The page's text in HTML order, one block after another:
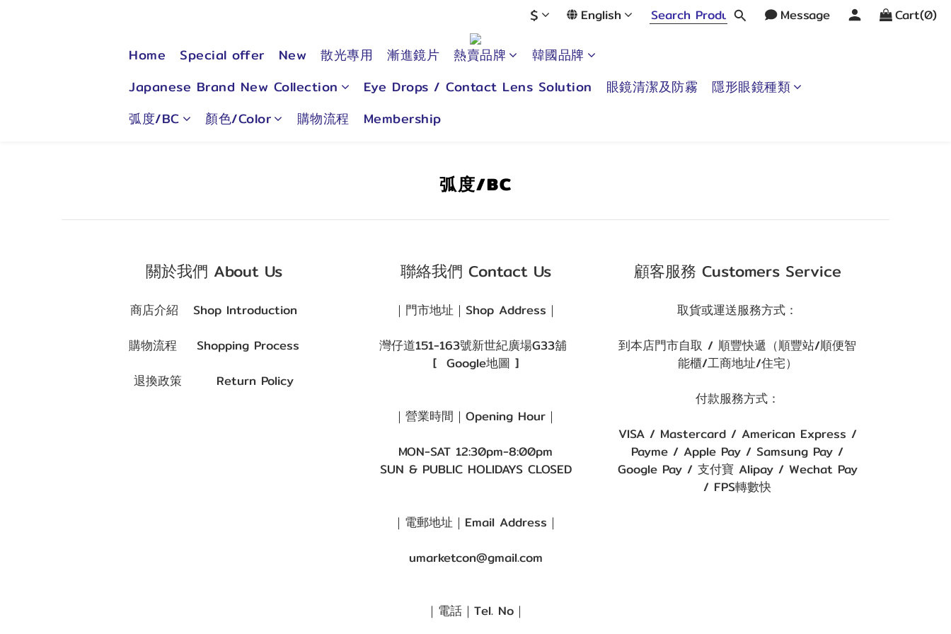
$ English Message Cart(0)
Home Special offer New 散光專用 漸進鏡片 熱賣品牌
韓國品牌
Japanese Brand New Collection
Eye Drops / Contact Lens Solution 眼鏡清潔及防霧
隱形眼鏡種類
弧度/BC
顏色/Color 購物流程 Membership
弧度/BC
關於我們 About Us
商店介紹 Shop Introduction
購物流程
Shopping Process
退換政策
Return Policy
聯絡我們 Contact Us
｜門市地址｜Shop Address｜
灣仔道151-163號新世紀廣場G33舖
[ Google地圖 ]
｜營業時間｜Opening Hour｜
MON-SAT 12:30pm-8:00pm
SUN & PUBLIC HOLIDAYS CLOSED
｜電郵地址｜Email Address｜
umarketcon@gmail.com
｜電話｜Tel. No｜
顧客服務 Customers Service
取貨或運送服務方式：
到本店門市自取 / 順豐快遞（順豐站/順便智
能櫃/工商地址/住宅）
付款服務方式：
VISA / Mastercard / American Express /
Payme / Apple Pay / Samsung Pay /
Google Pay / 支付寶 Alipay / Wechat Pay
/ FPS轉數快